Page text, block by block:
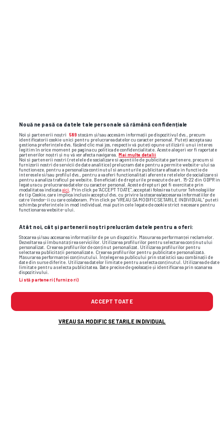
TOP ȘTIRI ȘTIRI SPORT
Nouă ne pasă ca datele tale personale să rămână confidențiale
Noi și partenerii noștri 589 stocăm și/sau accesăm informații pe dispozitivul dvs., precum
identificatorii cookie unici pentru prelucrarea datelor cu caracter personal. Puteți accepta sau
gestiona preferințele dvs. făcând clic mai jos, respectiv vă puteți opune utilizării unui interes
legitim în orice moment pe pagina cu politica de confidențialitate. Aceste alegeri vor fi raportate
partenerilor noștri și nu vă vor afecta navigarea. Mai multe detalii
Noi si partenerii nostri (retelele de socializare si agentiile de publicitate partenere, precum si
furnizorii nostri de servicii de date analitice) prelucram date pentru a permite website-ului sa
functioneze, pentru a personaliza continutul si anunturile publicitare afisate in functie de
interesele si/sau profilul dvs., pentru a va oferi functionalitati aferente retelelor de socializare si
pentru a analiza traficul pe website. Beneficiati de drepturile prevazute de art. 15-22 din GDPR in
legatura cu prelucrarea datelor cu caracter personal. Aceste drepturi pot fi exercitate prin
modalitatea indicataaici
. Prin click pe “ACCEPT TOATE”, acceptati folosirea tuturor Tehnologiilor
de tip Cookie, care implica inclusiv acceptul dvs. cu privire la stocarea/accesarea informatiilor de
catre Vendor-ii cu care colaboram. Prin click pe “VREAU SA MODIFIC SETARILE INDIVIDUAL” puteti
schimba preferintele in mod individual, mai putin cele legate de cookie strict necesare pentru
functionarea website-ului.
Atât noi, cât și partenerii noștri prelucrăm datele pentru a oferi:
Stocarea și/sau accesarea informațiilor de pe un dispozitiv. Măsurarea performanței reclamelor.
Dezvoltarea și îmbunătățirea serviciilor. Utilizarea profilurilor pentru selectarea conținutului
personalizat. Crearea profilurilor de conținut personalizat. Utilizarea profilurilor pentru
selectarea publicității personalizate. Crearea profilurilor pentru publicitate personalizată.
Măsurarea performanței conținutului. Înțelegerea publicului prin statistici sau combinații de
date din surse diferite. Utilizarea datelor limitate pentru a selecta conținutul. Utilizarea de date
limitate pentru a selecta publicitatea. Date precise de geolocație și identificarea prin scanarea
dispozitivului.
Listă parteneri (furnizori)
ACCEPT TOATE
VREAU SA MODIFIC SETARILE INDIVIDUAL